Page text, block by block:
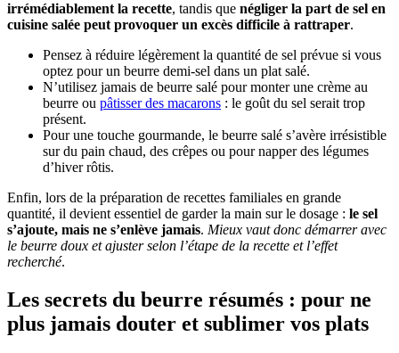
irrémédiablement la recette, tandis que négliger la part de sel en
cuisine salée peut provoquer un excès difficile à rattraper.
Pensez à réduire légèrement la quantité de sel prévue si vous
optez pour un beurre demi-sel dans un plat salé.
N’utilisez jamais de beurre salé pour monter une crème au
beurre ou pâtisser des macarons : le goût du sel serait trop
présent.
Pour une touche gourmande, le beurre salé s’avère irrésistible
sur du pain chaud, des crêpes ou pour napper des légumes
d’hiver rôtis.
Enfin, lors de la préparation de recettes familiales en grande
quantité, il devient essentiel de garder la main sur le dosage : le sel
s’ajoute, mais ne s’enlève jamais. Mieux vaut donc démarrer avec
le beurre doux et ajuster selon l’étape de la recette et l’effet
recherché.
Les secrets du beurre résumés : pour ne
plus jamais douter et sublimer vos plats